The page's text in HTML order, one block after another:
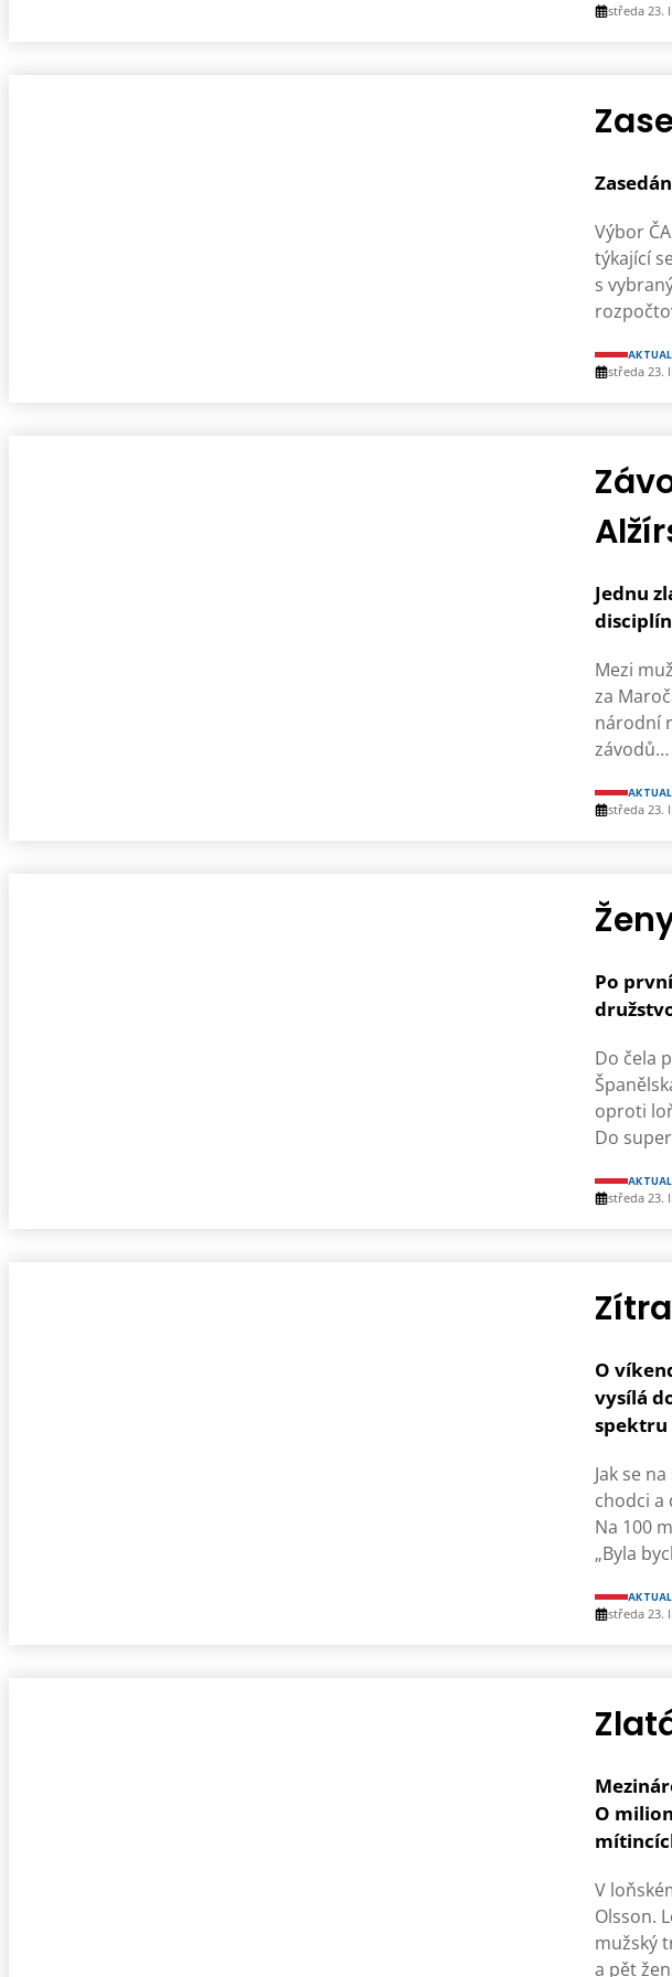
středa 23.
Výbor
týkající
s
středa 23.
Jednu
Mezi
za
národní
závodů…
středa 23.
Po
Do čela
oproti
Do
středa 23.
O
vysílá
spektru
Jak se
chodci a
Na 100
„Byla
středa 23.
O
V
Olsson.
mužský
a pět